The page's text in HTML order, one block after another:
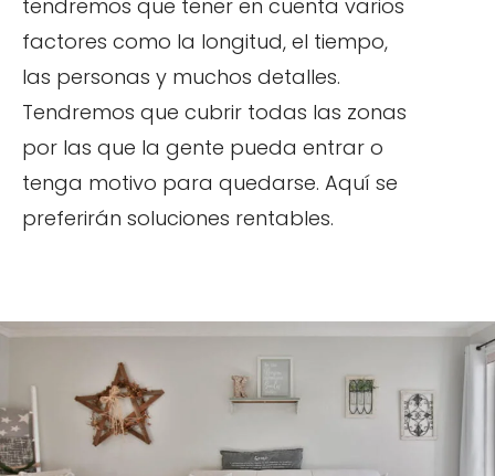
tendremos que tener en cuenta varios
factores como la longitud, el tiempo,
las personas y muchos detalles.
Tendremos que cubrir todas las zonas
por las que la gente pueda entrar o
tenga motivo para quedarse. Aquí se
preferirán soluciones rentables.